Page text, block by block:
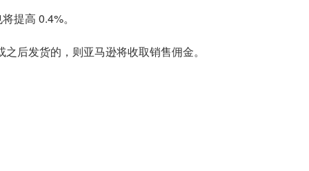
提高 0.4%。
后发货的，则亚马逊将收取销售佣金。